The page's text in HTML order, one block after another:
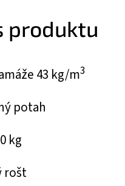
produktu
43 kg/m3
potah
kg
rošt